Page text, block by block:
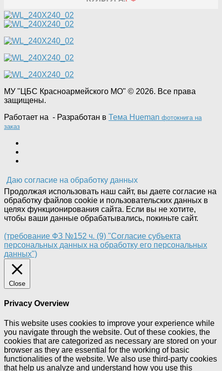
МУ "ЦБС Красноармейского МО" © 2026. Все права
защищены.
Работает на - Разработан в Тема Hueman фотокнига на
заказ
Даю согласие на обработку данных
Продолжая использовать наш сайт, вы даете согласие на
обработку файлов cookie и пользовательских данных в
целях функционирования сайта. Если вы не хотите,
чтобы ваши данные обрабатывались, покиньте сайт.
(требование ФЗ №152 ч. (9) "Согласие субъекта
персональных данных на обработку его персональных
данных")
Close
Privacy Overview
This website uses cookies to improve your experience while
you navigate through the website. Out of these cookies, the
cookies that are categorized as necessary are stored on your
browser as they are essential for the working of basic
functionalities of the website. We also use third-party cookies
that help us analyze and understand how you use this